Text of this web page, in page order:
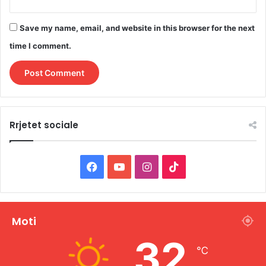
Save my name, email, and website in this browser for the next
time I comment.
Rrjetet sociale
a
b
o
I
n
a
i
o
Moti
℃